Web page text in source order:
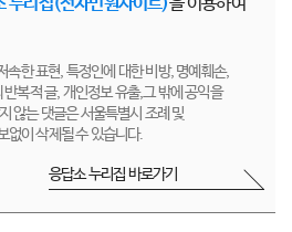
속한 표현, 특정인에 대한 비방, 명예훼손,
복적 글, 개인정보 유출,그 밖에 공익을
않는 댓글은 서울특별시 조례 및
없이 삭제될 수 있습니다.
응답소 누리집 바로가기